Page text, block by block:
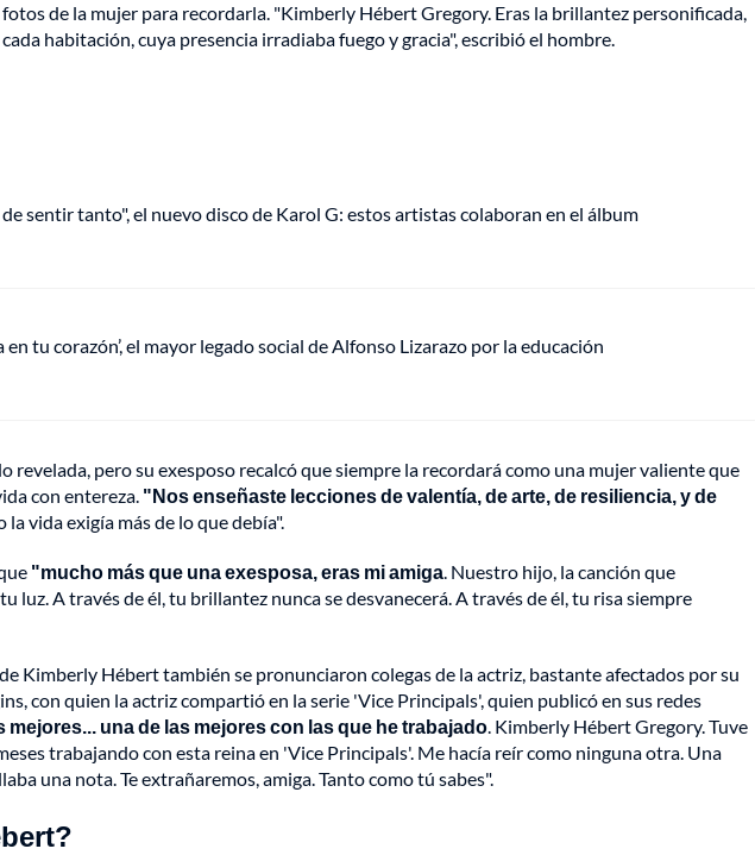
de la mujer para recordarla. "Kimberly Hébert Gregory. Eras la brillantez personificada,
habitación, cuya presencia irradiaba fuego y gracia", escribió el hombre.
sentir tanto", el nuevo disco de Karol G: estos artistas colaboran en el álbum
en tu corazón’, el mayor legado social de Alfonso Lizarazo por la educación
revelada, pero su exesposo recalcó que siempre la recordará como una mujer valiente que
con entereza. "Nos enseñaste lecciones de valentía, de arte, de resiliencia, y de
la vida exigía más de lo que debía".
"mucho más que una exesposa, eras mi amiga. Nuestro hijo, la canción que
luz. A través de él, tu brillantez nunca se desvanecerá. A través de él, tu risa siempre
Kimberly Hébert también se pronunciaron colegas de la actriz, bastante afectados por su
con quien la actriz compartió en la serie 'Vice Principals', quien publicó en sus redes
mejores... una de las mejores con las que he trabajado. Kimberly Hébert Gregory. Tuve
trabajando con esta reina en 'Vice Principals'. Me hacía reír como ninguna otra. Una
una nota. Te extrañaremos, amiga. Tanto como tú sabes".